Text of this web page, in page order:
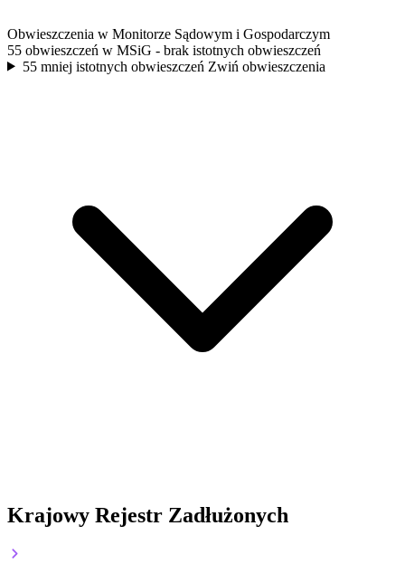
Obwieszczenia w Monitorze Sądowym i Gospodarczym
55 obwieszczeń w MSiG - brak istotnych obwieszczeń
55 mniej istotnych obwieszczeń Zwiń obwieszczenia
Krajowy Rejestr Zadłużonych